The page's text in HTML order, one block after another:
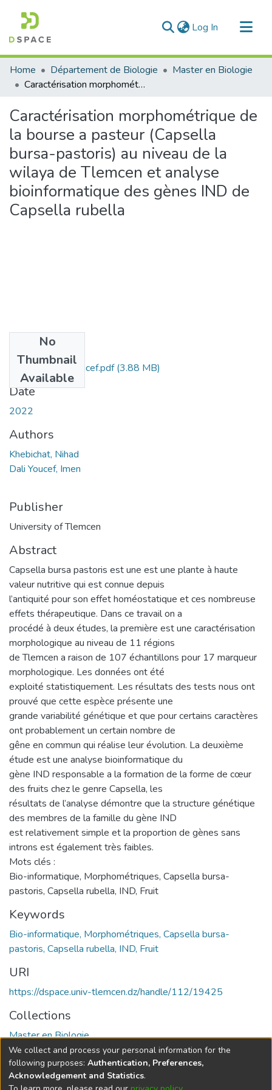
Log In (current)
Communities & Collections
All of DSpace
Home Département de Biologie
Master en Biologie
Caractérisation morphométrique de la bourse a pasteur (Capsella bursa-pastoris) au niveau de la wilaya de Tlemcen et analyse bioinformatique des gènes IND de Capsella rubella
Caractérisation morphométrique de
la bourse a pasteur (Capsella
bursa-pastoris) au niveau de la
wilaya de Tlemcen et analyse
bioinformatique des gènes IND de
Capsella rubella
No
Thumbnail
Available
khebichat-dali youcef.pdf(3.88 MB)
Date
2022
Authors
Khebichat, Nihad
Dali Youcef, Imen
Publisher
University of Tlemcen
Abstract
Capsella bursa pastoris est une est une plante à haute
valeur nutritive qui est connue depuis
l’antiquité pour son effet homéostatique et ces nombreuse
effets thérapeutique. Dans ce travail on a
procédé à deux études, la première est une caractérisation
morphologique au niveau de 11 régions
de Tlemcen a raison de 107 échantillons pour 17 marqueur
morphologique. Les données ont été
exploité statistiquement. Les résultats des tests nous ont
prouvé que cette espèce présente une
grande variabilité génétique et que pour certains caractères
ont probablement un certain nombre de
gêne en commun qui réalise leur évolution. La deuxième
étude est une analyse bioinformatique du
gène IND responsable a la formation de la forme de cœur
des fruits chez le genre Capsella, les
résultats de l’analyse démontre que la structure génétique
des membres de la famille du gène IND
est relativement simple et la proportion de gènes sans
introns est également très faibles.
Mots clés :
Bio-informatique, Morphométriques, Capsella bursa-
pastoris, Capsella rubella, IND, Fruit
Keywords
Bio-informatique, Morphométriques, Capsella bursa-
pastoris, Capsella rubella, IND, Fruit
URI
https://dspace.univ-tlemcen.dz/handle/112/19425
Collections
Master en Biologie
Full item page
We collect and process your personal information for the
following purposes: Authentication, Preferences,
Acknowledgement and Statistics.